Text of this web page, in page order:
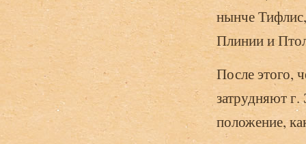
нынче
Плинии и
После этого,
затрудняют
положение,